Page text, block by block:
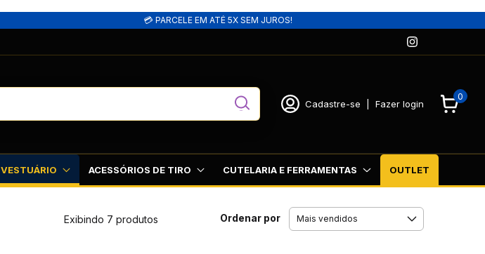
💳 PARCELE EM ATÉ 5X SEM JUROS!
Cadastre-se Fazer login
0
VESTUÁRIO ACESSÓRIOS DE TIRO CUTELARIA E FERRAMENTAS OUTLET
Exibindo 7 produtos Ordenar por